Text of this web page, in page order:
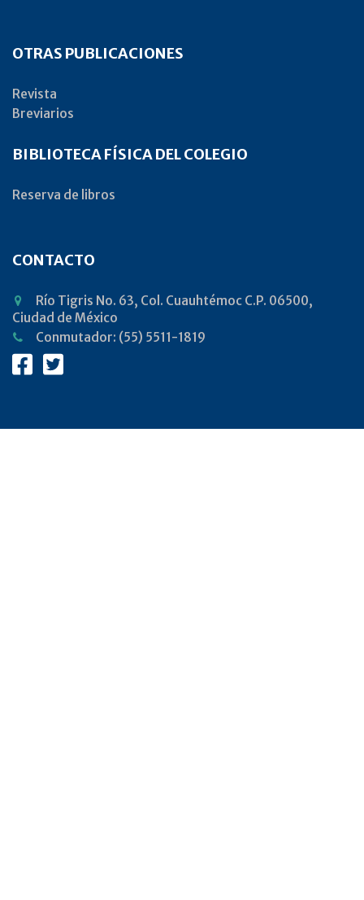
OTRAS PUBLICACIONES
Revista
Breviarios
BIBLIOTECA FÍSICA DEL COLEGIO
Reserva de libros
CONTACTO
Río Tigris No. 63, Col. Cuauhtémoc C.P. 06500,
Ciudad de México
Conmutador: (55) 5511-1819